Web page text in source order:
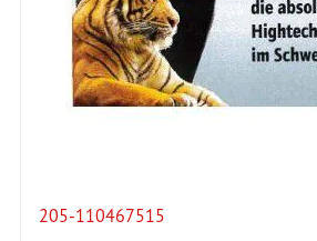
205-110467515